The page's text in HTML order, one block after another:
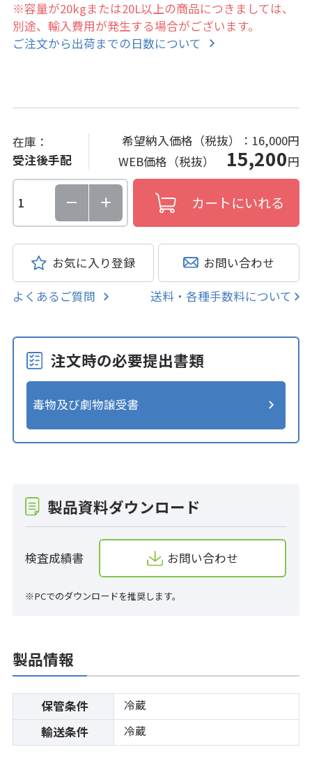
※容量が20kgまたは20L以上の商品につきましては、
別途、輸入費用が発生する場合がございます。
ご注文から出荷までの日数について
在庫：
受注後手配
希望納入価格（税抜）： 16,000円
WEB価格（税抜） 15,200円
お気に入り登録 お問い合わせ
よくあるご質問 送料・各種手数料について
注文時の必要提出書類
毒物及び劇物譲受書
製品資料ダウンロード
検査成績書 お問い合わせ
※PCでのダウンロードを推奨します。
製品情報
保管条件 冷蔵
輸送条件 冷蔵